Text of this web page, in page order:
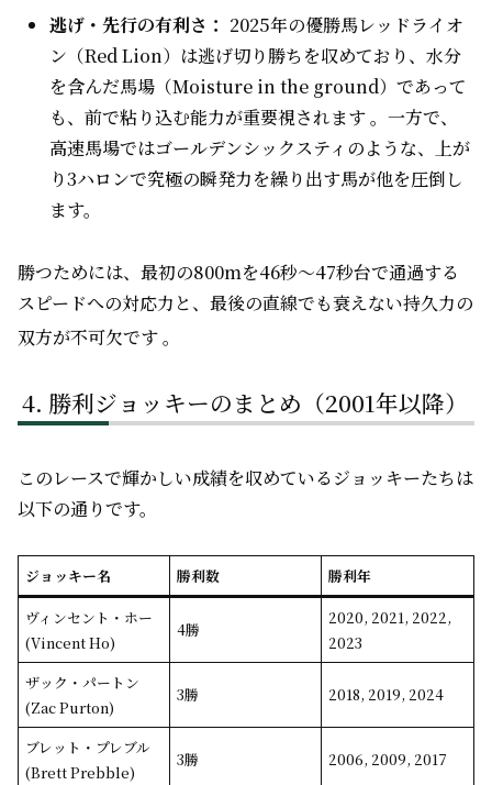
逃げ・先行の有利さ： 2025年の優勝馬レッドライオ
ン（Red Lion）は逃げ切り勝ちを収めており、水分
を含んだ馬場（Moisture in the ground）であって
も、前で粘り込む能力が重要視されます 。一方で、
高速馬場ではゴールデンシックスティのような、上が
り3ハロンで究極の瞬発力を繰り出す馬が他を圧倒し
ます。
勝つためには、最初の800mを46秒〜47秒台で通過する
スピードへの対応力と、最後の直線でも衰えない持久力の
双方が不可欠です。
勝利ジョッキーのまとめ（2001年以降）
このレースで輝かしい成績を収めているジョッキーたちは
以下の通りです。
ジョッキー名 勝利数
勝利年
ヴィンセント・ホー
(Vincent Ho)
4勝
2020, 2021, 2022,
2023
ザック・パートン
(Zac Purton)
3勝 2018, 2019, 2024
ブレット・プレブル
(Brett Prebble)
3勝 2006, 2009, 2017